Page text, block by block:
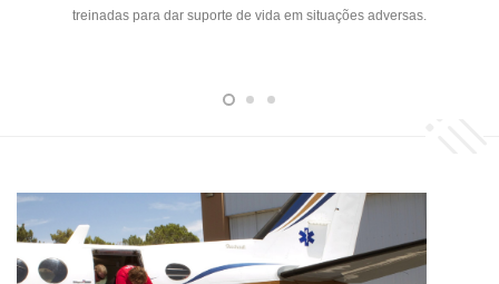
treinadas para dar suporte de vida em situações adversas.